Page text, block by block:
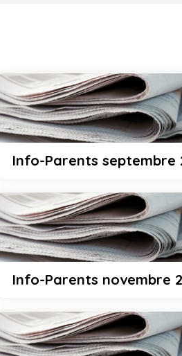
Info-Parents septembre
Info-Parents novembre